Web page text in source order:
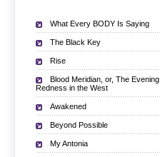
What Every BODY Is Saying
The Black Key
Rise
Blood Meridian, or, The Evening
Redness in the West
Awakened
Beyond Possible
My Antonia